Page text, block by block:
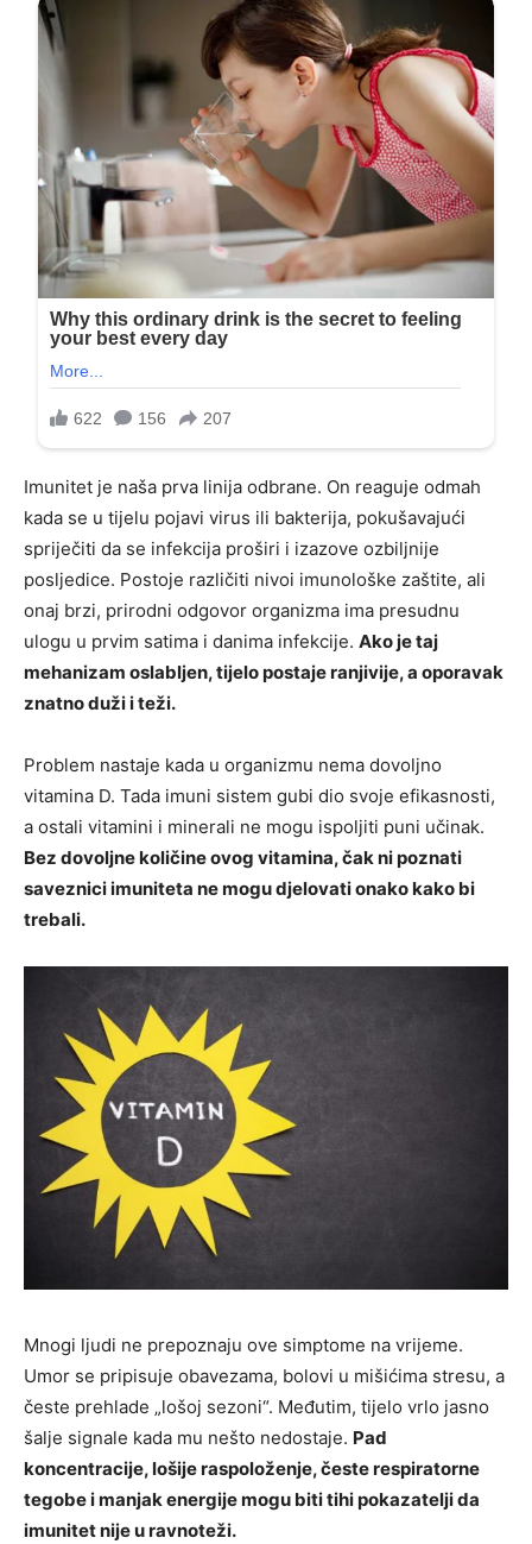
Imunitet je naša prva linija odbrane. On reaguje odmah
kada se u tijelu pojavi virus ili bakterija, pokušavajući
spriječiti da se infekcija proširi i izazove ozbiljnije
posljedice. Postoje različiti nivoi imunološke zaštite, ali
onaj brzi, prirodni odgovor organizma ima presudnu
ulogu u prvim satima i danima infekcije. Ako je taj
mehanizam oslabljen, tijelo postaje ranjivije, a oporavak
znatno duži i teži.
Problem nastaje kada u organizmu nema dovoljno
vitamina D. Tada imuni sistem gubi dio svoje efikasnosti,
a ostali vitamini i minerali ne mogu ispoljiti puni učinak.
Bez dovoljne količine ovog vitamina, čak ni poznati
saveznici imuniteta ne mogu djelovati onako kako bi
trebali.
Mnogi ljudi ne prepoznaju ove simptome na vrijeme.
Umor se pripisuje obavezama, bolovi u mišićima stresu, a
česte prehlade „lošoj sezoni“. Međutim, tijelo vrlo jasno
šalje signale kada mu nešto nedostaje. Pad
koncentracije, lošije raspoloženje, česte respiratorne
tegobe i manjak energije mogu biti tihi pokazatelji da
imunitet nije u ravnoteži.